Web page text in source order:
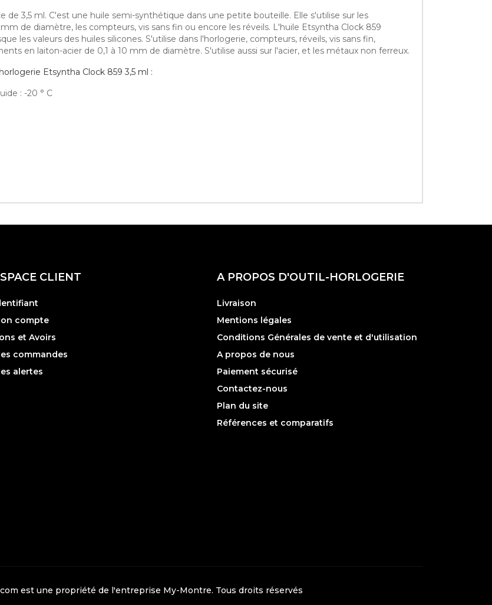
de 3,5 ml. C'est une huile semi-synthétique dans une petite bouteille. Elle s'utilise sur les
de diamètre, les compteurs, vis sans fin ou encore les réveils. L'huile Etsyntha Clock 859
les valeurs des huiles silicones. S'utilise dans l'horlogerie, compteurs, réveils, vis sans fin,
en laiton-acier de 0,1 à 10 mm de diamètre. S'utilise aussi sur l'acier, et les métaux non ferreux.
Etsyntha Clock 859 3,5 ml :
: -20 ° C
CLIENT
compte
et Avoirs
commandes
alertes
A PROPOS D'OUTIL-HORLOGERIE
Livraison
Mentions légales
Conditions Générales de vente et d'utilisation
A propos de nous
Paiement sécurisé
Contactez-nous
Plan du site
Références et comparatifs
est une propriété de l'entreprise My-Montre. Tous droits réservés